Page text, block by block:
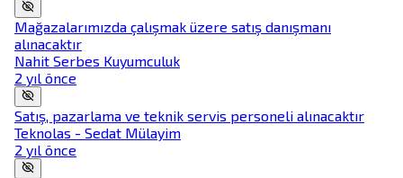
Mağazalarımızda çalışmak üzere satış danışmanı
alınacaktır
Nahit Serbes Kuyumculuk
2 yıl önce
Satış, pazarlama ve teknik servis personeli alınacaktır
Teknolas - Sedat Mülayim
2 yıl önce